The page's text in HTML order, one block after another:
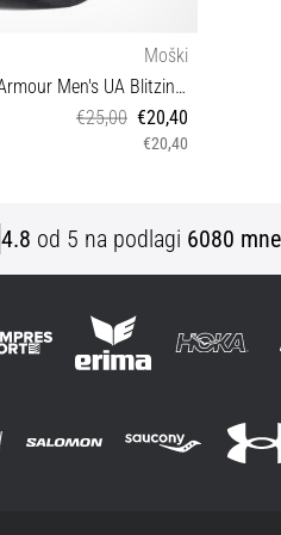
Moški
Kapa s šiltom Under Armour Men's UA Blitzing Adj
€25,00 €20,40
€20,40
4.8 od 5 na podlagi 6080